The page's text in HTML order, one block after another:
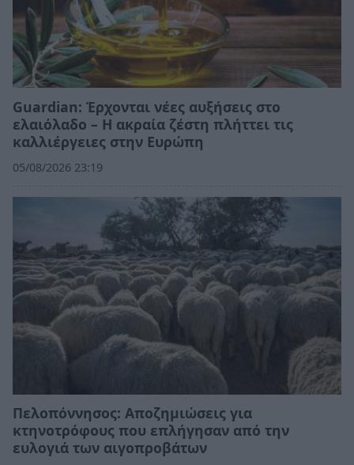
Guardian: Έρχονται νέες αυξήσεις στο
ελαιόλαδο – Η ακραία ζέστη πλήττει τις
καλλιέργειες στην Ευρώπη
05/08/2026 23:19
Πελοπόννησος: Αποζημιώσεις για
κτηνοτρόφους που επλήγησαν από την
ευλογιά των αιγοπροβάτων